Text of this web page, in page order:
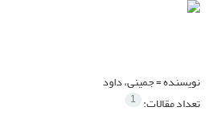
نویسنده =جمینی، داود
تعداد مقالات: 1